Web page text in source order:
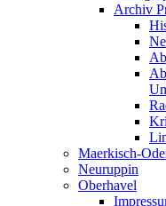
Archiv
Maerkisch-
Neuruppin
Oberhavel